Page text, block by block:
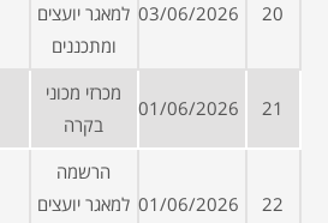
20
03/06/2026 למאגר יועצים
ומתכננים
21
01/06/2026
מכרזי מכוני
בקרה
22
01/06/2026
הרשמה
למאגר יועצים